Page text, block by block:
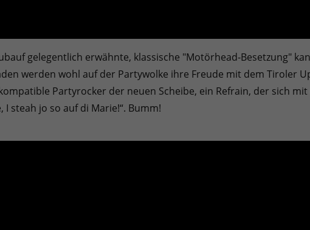
gelegentlich erwähnte, klassische "Motörhead-Besetzung"
werden wohl auf der Partywolke ihre Freude mit dem Tiroler
Partyrocker der neuen Scheibe, ein Refrain, der sich
steah jo so auf di Marie!“. Bumm!